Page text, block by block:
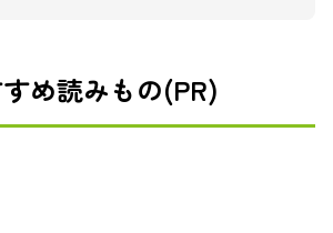
め読みもの(PR)